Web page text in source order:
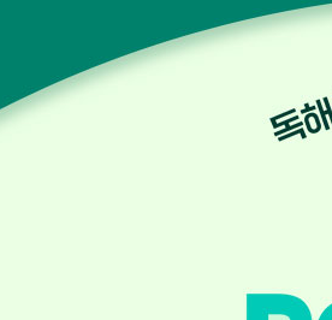
| 이민이 가장 쉬웠어요 Questions in Eng
& 1일 1문장 Review
| 박테리아를 입는다고요?